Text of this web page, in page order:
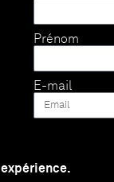
Prénom
E-mail